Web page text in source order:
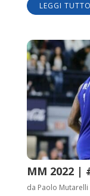
LEGGI TUTTO
MM 2022 |
da Paolo Mutarelli